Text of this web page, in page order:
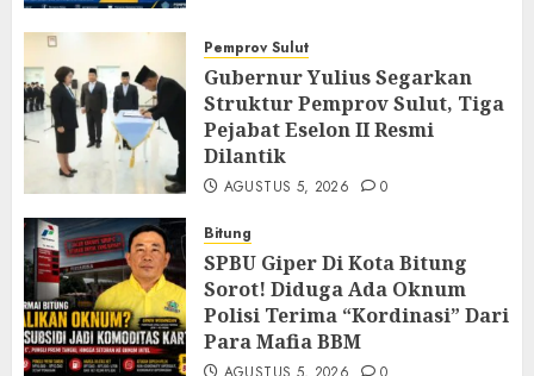
Pemprov Sulut
Gubernur Yulius Segarkan
Struktur Pemprov Sulut, Tiga
Pejabat Eselon II Resmi
Dilantik
AGUSTUS 5, 2026 0
Bitung
SPBU Giper Di Kota Bitung
Sorot! Diduga Ada Oknum
Polisi Terima “Kordinasi” Dari
Para Mafia BBM